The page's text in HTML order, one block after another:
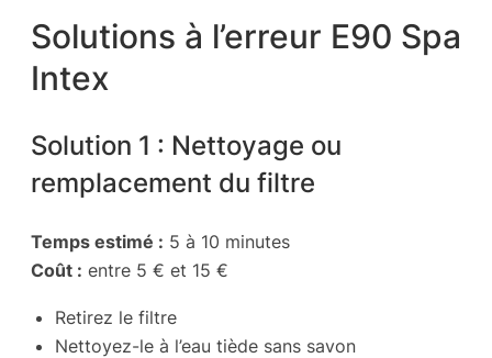
Solutions à l’erreur E90 Spa
Intex
Solution 1 : Nettoyage ou
remplacement du filtre
Temps estimé : 5 à 10 minutes
Coût : entre 5 € et 15 €
Retirez le filtre
Nettoyez-le à l’eau tiède sans savon